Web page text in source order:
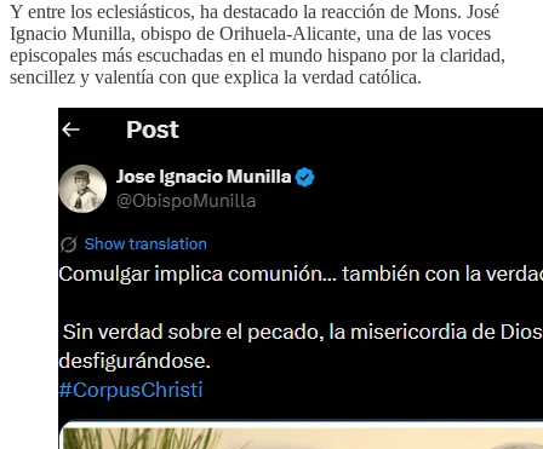
Y entre los eclesiásticos, ha destacado la reacción de Mons. José
Ignacio Munilla, obispo de Orihuela-Alicante, una de las voces
episcopales más escuchadas en el mundo hispano por la claridad,
sencillez y valentía con que explica la verdad católica.